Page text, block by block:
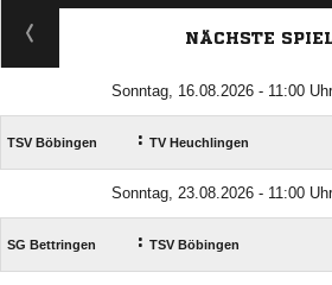
ANZEIGE
NÄCHSTE
Sonntag, 16.08.2026 - 11:00
TSV Böbingen : TV Heuchlingen
Sonntag, 23.08.2026 - 11:00
SG Bettringen : TSV Böbingen